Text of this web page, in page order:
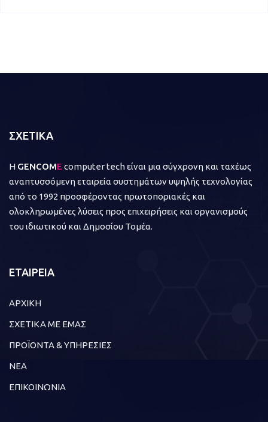
ΣΧΕΤΙΚΑ
Η GENCOME computer tech είναι μια σύγχρονη και ταχέως
αναπτυσσόμενη εταιρεία συστημάτων υψηλής τεχνολογίας
από το 1992 προσφέροντας πρωτοποριακές και
ολοκληρωμένες λύσεις προς επιχειρήσεις και οργανισμούς
του ιδιωτικού και Δημοσίου Τομέα.
ΕΤΑΙΡΕΙΑ
ΑΡΧΙΚΗ
ΣΧΕΤΙΚΑ ΜΕ ΕΜΑΣ
ΠΡΟΪΟΝΤΑ & ΥΠΗΡΕΣΙΕΣ
ΝΕΑ
ΕΠΙΚΟΙΝΩΝΙΑ